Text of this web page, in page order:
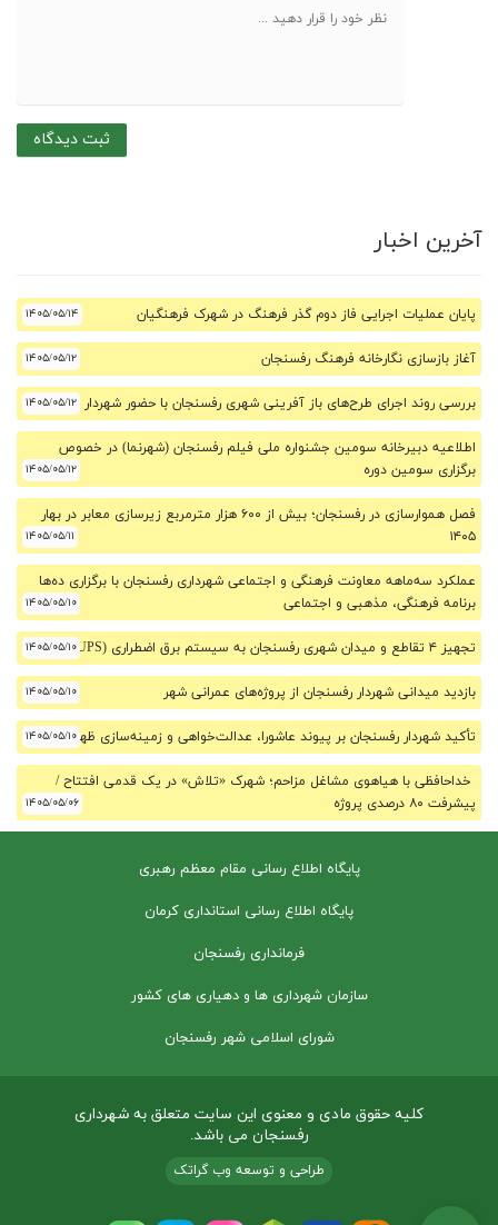
آخرین اخبار
پایان عملیات اجرایی فاز دوم گذر فرهنگ در شهرک فرهنگیان ۱۴۰۵/۰۵/۱۴
آغاز بازسازی نگارخانه فرهنگ رفسنجان ۱۴۰۵/۰۵/۱۲
بررسی روند اجرای طرح‌های باز آفرینی شهری رفسنجان با حضور شهردار ۱۴۰۵/۰۵/۱۲
اطلاعیه دبیرخانه سومین جشنواره ملی فیلم رفسنجان (شهرنما) در خصوص
برگزاری سومین دوره
۱۴۰۵/۰۵/۱۲
فصل هموارسازی در رفسنجان؛ بیش از ۶۰۰ هزار مترمربع زیرسازی معابر در بهار
۱۴۰۵
۱۴۰۵/۰۵/۱۱
عملکرد سه‌ماهه معاونت فرهنگی و اجتماعی شهرداری رفسنجان با برگزاری ده‌ها
برنامه فرهنگی، مذهبی و اجتماعی
۱۴۰۵/۰۵/۱۰
تجهیز ۴ تقاطع و میدان شهری رفسنجان به سیستم برق اضطراری (UPS) ۱۴۰۵/۰۵/۱۰
بازدید میدانی شهردار رفسنجان از پروژه‌های عمرانی شهر ۱۴۰۵/۰۵/۱۰
تأکید شهردار رفسنجان بر پیوند عاشورا، عدالت‌خواهی و زمینه‌سازی ظهور۱۴۰۵/۰۵/۱۰
خداحافظی با هیاهوی مشاغل مزاحم؛ شهرک «تلاش» در یک قدمی افتتاح /
پیشرفت ۸۰ درصدی پروژه
۱۴۰۵/۰۵/۰۶
پایگاه اطلاع رسانی مقام معظم رهبری
پایگاه اطلاع رسانی استانداری کرمان
فرمانداری رفسنجان
سازمان شهرداری ها و دهیاری های کشور
شورای اسلامی شهر رفسنجان
کلیه حقوق مادی و معنوی این سایت متعلق به شهرداری
رفسنجان می باشد.
طراحی و توسعه وب گراتک